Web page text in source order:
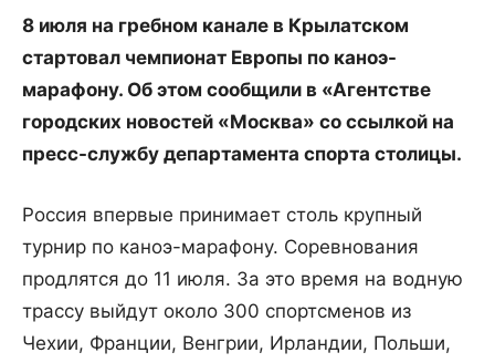
8 июля на гребном канале в Крылатском
стартовал чемпионат Европы по каноэ-
марафону. Об этом сообщили в «Агентстве
городских новостей «Москва» со ссылкой на
пресс-службу департамента спорта столицы.
Россия впервые принимает столь крупный
турнир по каноэ-марафону. Соревнования
продлятся до 11 июля. За это время на водную
трассу выйдут около 300 спортсменов из
Чехии, Франции, Венгрии, Ирландии, Польши,